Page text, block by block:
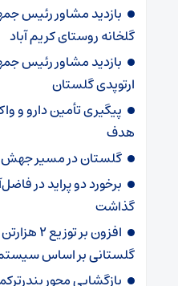
بازدید مشاور رئیس
گلخانه روستای کریم آباد
بازدید مشاور رئیس
ارتوپدی گلستان
پیگیری تأمین دارو و
هدف
گلستان در مسیر جهش
گذاشت
افزون بر
گلستانی بر اساس
بازگشایی محور